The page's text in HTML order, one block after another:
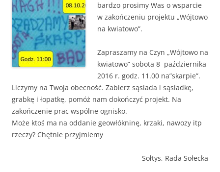
bardzo prosimy Was o wsparcie
w zakończeniu projektu „Wójtowo
na kwiatowo”.
Zapraszamy na Czyn „Wójtowo na
kwiatowo” sobota 8 października
2016 r. godz. 11.00 na”skarpie”.
Liczymy na Twoja obecność. Zabierz sąsiada i sąsiadkę,
grabkę i łopatkę, pomóż nam dokończyć projekt. Na
zakończenie prac wspólne ognisko.
Może ktoś ma na oddanie geowłókninę, krzaki, nawozy itp
rzeczy? Chętnie przyjmiemy
Sołtys, Rada Sołecka